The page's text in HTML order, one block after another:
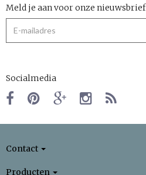
Meld je aan voor onze nieuwsbrief
Socialmedia
Contact
Producten